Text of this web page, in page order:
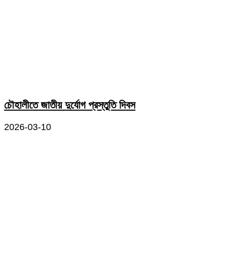
চৌহালীতে জাতীয় দুর্যোগ প্রস্তুতি দিবস
2026-03-10